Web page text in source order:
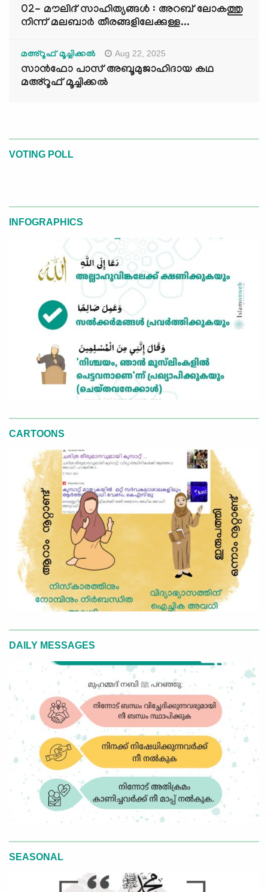
02- മൗലിദ് സാഹിത്യങ്ങൾ : അറബ് ലോകത്തു
നിന്ന് മലബാർ തീരങ്ങളിലേക്കുള്ള...
മഅ്റൂഫ് മൂച്ചിക്കല്‍ Aug 22, 2025
സാൻഫോ പാസ് അബൂമുജാഹിദായ കഥ
മഅ്റൂഫ് മൂച്ചിക്കല്‍
VOTING POLL
INFOGRAPHICS
CARTOONS
DAILY MESSAGES
SEASONAL